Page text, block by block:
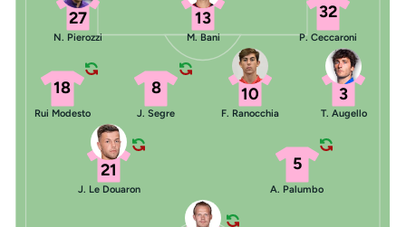
32
P. Ceccaroni
13
M. Bani
27
N. Pierozzi
3
T. Augello
10
F. Ranocchia
8
J. Segre
18
Rui Modesto
5
A. Palumbo
21
J. Le Douaron